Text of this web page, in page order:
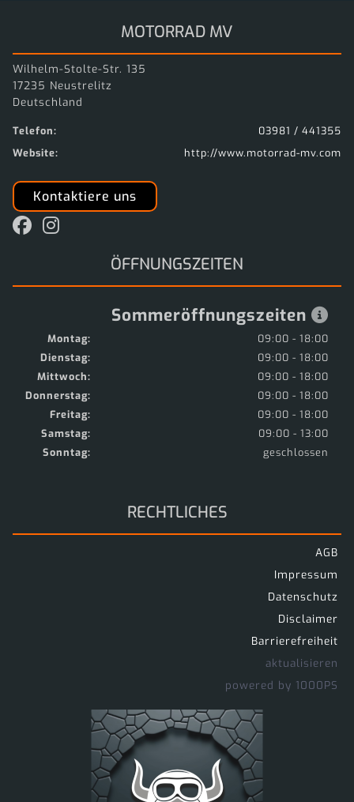
MOTORRAD MV
Wilhelm-Stolte-Str. 135
17235 Neustrelitz
Deutschland
Telefon:
03981 / 441355
Website:
http://www.motorrad-mv.com
Kontaktiere uns
ÖFFNUNGSZEITEN
Sommeröffnungszeiten
Montag:
09:00 - 18:00
Dienstag:
09:00 - 18:00
Mittwoch:
09:00 - 18:00
Donnerstag:
09:00 - 18:00
Freitag:
09:00 - 18:00
Samstag:
09:00 - 13:00
Sonntag:
geschlossen
RECHTLICHES
AGB
Impressum
Datenschutz
Disclaimer
Barrierefreiheit
aktualisieren
powered by 1000PS